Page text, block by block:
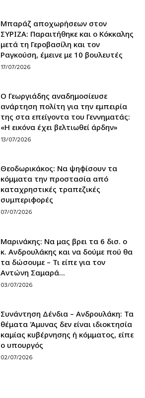
Μπαράζ αποχωρήσεων στον
ΣΥΡΙΖΑ: Παραιτήθηκε και ο Κόκκαλης
μετά τη Γεροβασίλη και τον
Ραγκούση, έμεινε με 10 βουλευτές
17/07/2026
Ο Γεωργιάδης αναδημοσίευσε
ανάρτηση πολίτη για την εμπειρία
της στα επείγοντα του Γεννηματάς:
«Η εικόνα έχει βελτιωθεί άρδην»
13/07/2026
Θεοδωρικάκος: Να ψηφίσουν τα
κόμματα την προστασία από
καταχρηστικές τραπεζικές
συμπεριφορές
07/07/2026
Μαρινάκης: Να μας βρει τα 6 δισ. ο
κ. Ανδρουλάκης και να δούμε πού θα
τα δώσουμε – Τι είπε για τον
Αντώνη Σαμαρά...
03/07/2026
Συνάντηση Δένδια – Ανδρουλάκη: Τα
θέματα Άμυνας δεν είναι ιδιοκτησία
καμίας κυβέρνησης ή κόμματος, είπε
ο υπουργός
02/07/2026